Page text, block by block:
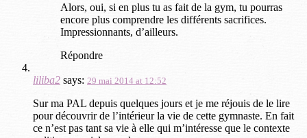
Alors, oui, si en plus tu as fait de la gym, tu pourras
encore plus comprendre les différents sacrifices.
Impressionnants, d’ailleurs.
Répondre
liliba2 says: 29 mai 2014 at 12:52
Sur ma PAL depuis quelques jours et je me réjouis de le lire
pour découvrir de l’intérieur la vie de cette gymnaste. En fait
ce n’est pas tant sa vie à elle qui m’intéresse que le contexte